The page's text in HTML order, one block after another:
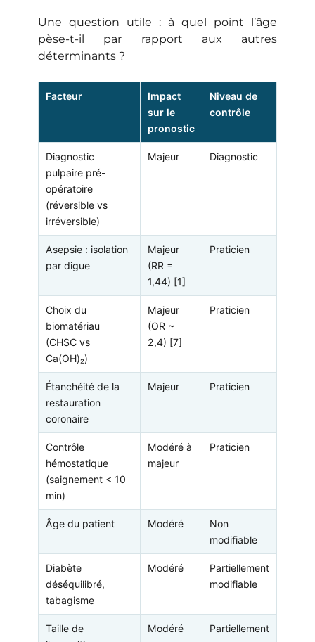
Une question utile : à quel point l’âge
pèse-t-il par rapport aux autres
déterminants ?
Facteur
Impact
sur le
pronostic
Niveau de
contrôle
Diagnostic
pulpaire pré-
opératoire
(réversible vs
irréversible)
Majeur Diagnostic
Asepsie : isolation
par digue
Majeur
(RR =
1,44) [1]
Praticien
Choix du
biomatériau
(CHSC vs
Ca(OH)₂)
Majeur
(OR ~
2,4) [7]
Praticien
Étanchéité de la
restauration
coronaire
Majeur Praticien
Contrôle
hémostatique
(saignement < 10
min)
Modéré à
majeur
Praticien
Âge du patient Modéré
Non
modifiable
Diabète
déséquilibré,
tabagisme
Modéré
Partiellement
modifiable
Taille de
Modéré Partiellement